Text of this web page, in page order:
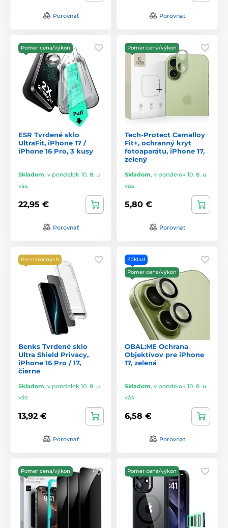
Porovnať Porovnať
Pomer cena/výkon
ESR Tvrdené sklo
UltraFit, iPhone 17 /
iPhone 16 Pro, 3 kusy
Skladom, v pondelok 10. 8. u
vás
22,95 €
Porovnať
Pomer cena/výkon
Tech-Protect Camalloy
Fit+, ochranný kryt
fotoaparátu, iPhone 17,
zelený
Skladom, v pondelok 10. 8. u
vás
5,80 €
Porovnať
Pre náročných
Benks Tvrdené sklo
Ultra Shield Privacy,
iPhone 16 Pro / 17,
čierne
Skladom, v pondelok 10. 8. u
vás
13,92 €
Porovnať
Základ
Pomer cena/výkon
OBAL:ME Ochrana
Objektívov pre iPhone
17, zelená
Skladom, v pondelok 10. 8. u
vás
6,58 €
Porovnať
Pomer cena/výkon Pomer cena/výkon